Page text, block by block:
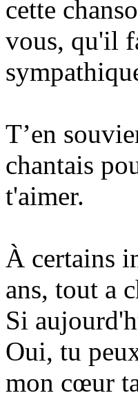
cette
vous, qu'il
T’en
chantais
t'aimer.
À certains
ans, tout a
Si
Oui, tu
mon cœur